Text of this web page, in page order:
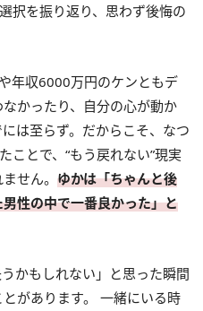
択を振り返り、思わず後悔の
年収6000万円のケンともデ
かったり、自分の心が動か
は至らず。だからこそ、なつ
ことで、“もう戻れない”現実
せん。 ゆかは「ちゃんと後
性の中で一番良かった」と
かもしれない」と思った瞬間
があります。 一緒にいる時